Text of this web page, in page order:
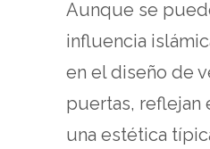
Aunque se
influencia
en el diseño de
puertas, reflejan
una estética